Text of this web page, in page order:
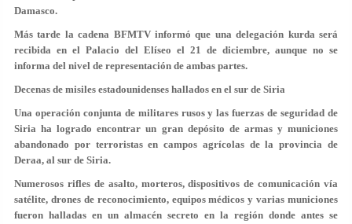
Damasco.
Más tarde la cadena BFMTV informó que una delegación kurda será
recibida en el Palacio del Elíseo el 21 de diciembre, aunque no se
informa del nivel de representación de ambas partes.
Decenas de misiles estadounidenses hallados en el sur de Siria
Una operación conjunta de militares rusos y las fuerzas de seguridad de
Siria ha logrado encontrar un gran depósito de armas y municiones
abandonado por terroristas en campos agrícolas de la provincia de
Deraa, al sur de Siria.
Numerosos rifles de asalto, morteros, dispositivos de comunicación vía
satélite, drones de reconocimiento, equipos médicos y varias municiones
fueron halladas en un almacén secreto en la región donde antes se